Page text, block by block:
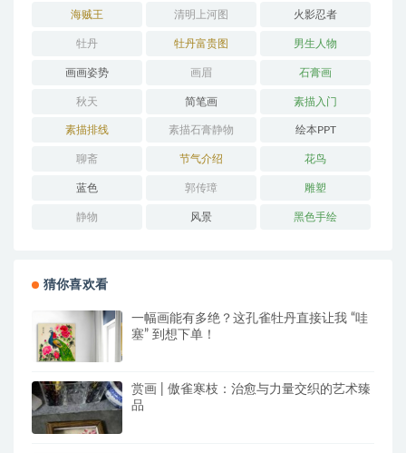
海贼王 清明上河图 火影忍者
牡丹 牡丹富贵图 男生人物
画画姿势 画眉 石膏画
秋天 简笔画 素描入门
素描排线 素描石膏静物 绘本PPT
聊斋 节气介绍 花鸟
蓝色 郭传璋 雕塑
静物 风景 黑色手绘
猜你喜欢看
一幅画能有多绝？这孔雀牡丹直接让我 “哇
塞” 到想下单！
赏画 | 傲雀寒枝：治愈与力量交织的艺术臻
品